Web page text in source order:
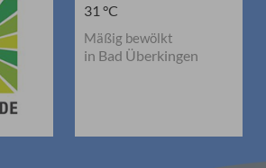
31 °C
Mäßig bewölkt
in Bad Überkingen